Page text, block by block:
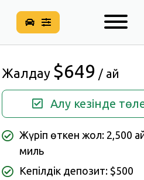
Жалдау $649 / ай
Алу кезінде
Жүріп өткен жол: 2,500
миль
Кепілдік депозит: $500